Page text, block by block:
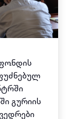
Გურიის